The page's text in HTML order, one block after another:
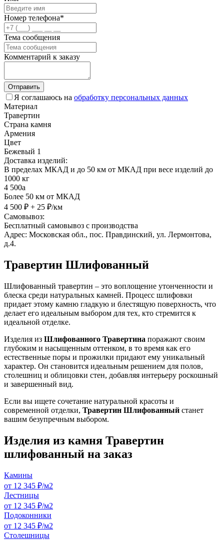
Номер телефона*
Тема сообщения
Комментарий к заказу
Отправить
Я соглашаюсь на обработку персональных данных
Материал
Травертин
Страна камня
Армения
Цвет
Бежевый 1
Доставка изделий:
В пределах МКАД и до 50 км от МКАД при весе изделий до
1000 кг
4 500a
Более 50 км от МКАД
4 500 ₽ + 25 ₽/км
Самовывоз:
Бесплатный самовывоз с производства
Адрес: Московская обл., пос. Правдинский, ул. Лермонтова,
д.4.
Травертин Шлифованный
Шлифованный травертин – это воплощение утонченности и
блеска среди натуральных камней. Процесс шлифовки
придает этому камню гладкую и блестящую поверхность, что
делает его идеальным выбором для тех, кто стремится к
идеальной отделке.
Изделия из Шлифованного Травертина поражают своим
глубоким и насыщенным оттенком, в то время как его
естественные поры и прожилки придают ему уникальный
характер. Он становится идеальным решением для полов,
столешниц и облицовки стен, добавляя интерьеру роскошный
и завершенный вид.
Если вы ищете сочетание натуральной красоты и
современной отделки, Травертин Шлифованный станет
вашим безупречным выбором.
Изделия из камня Травертин
шлифованный на заказ
Камины
от 12 345 ₽/м2
Лестницы
от 12 345 ₽/м2
Подоконники
от 12 345 ₽/м2
Столешницы